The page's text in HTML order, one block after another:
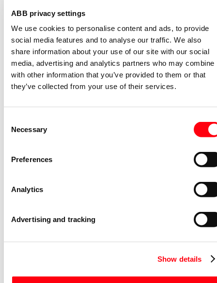
ABB privacy settings
We use cookies to personalise content and ads, to provide
social media features and to analyse our traffic. We also
share information about your use of our site with our social
media, advertising and analytics partners who may combine
with other information that you’ve provided to them or that
they’ve collected from your use of their services.
Selection
Necessary
Preferences
Analytics
Advertising and tracking
Show details
Niet voorraadhoudend - Courant
Nevenapparaat modulair System pro M
compact Hulpcontact aan de
2NO
S2C-H6-20R
2CDS200946R0002
Niet voorraadhoudend - Courant
vermogensschakelaar System pro M
compact Through the door operator
Niet voorraadhoudend - Courant